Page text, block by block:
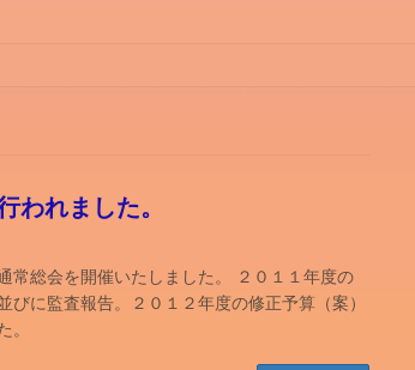
われました。
常総会を開催いたしました。 ２０１１年度の
びに監査報告。２０１２年度の修正予算（案）
。